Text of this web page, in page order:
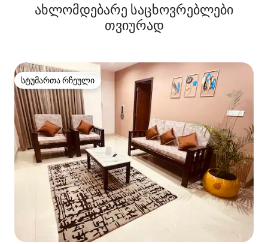
ახლომდებარე საცხოვრებლები
თვიურად
სტუმართა რჩეული
სტუმართა რჩეული